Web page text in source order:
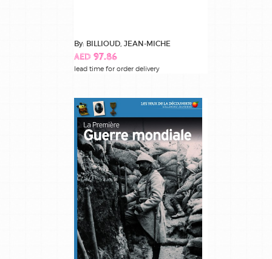
By: BILLIOUD, JEAN-MICHE
AED 97.86
lead time for order delivery